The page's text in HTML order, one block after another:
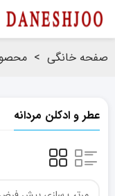
صفحه خانگی >
عطر و ادکلن مردانه